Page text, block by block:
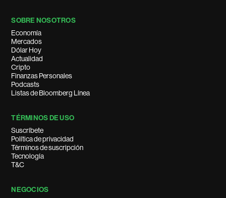
SOBRE NOSOTROS
Economía
Mercados
Dólar Hoy
Actualidad
Cripto
Finanzas Personales
Podcasts
Listas de Bloomberg Línea
TÉRMINOS DE USO
Suscríbete
Política de privacidad
Términos de suscripción
Tecnología
T&C
NEGOCIOS